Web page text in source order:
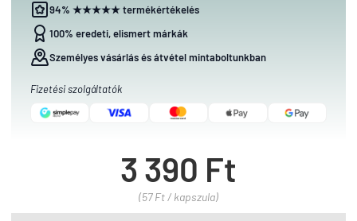
94% ★★★★★ termékértékelés
100% eredeti, elismert márkák
Személyes vásárlás és átvétel mintaboltunkban
Fizetési szolgáltatók
3 390 Ft
(57 Ft / kapszula)